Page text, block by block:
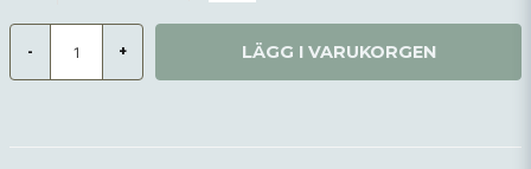
- + LÄGG I VARUKORGEN